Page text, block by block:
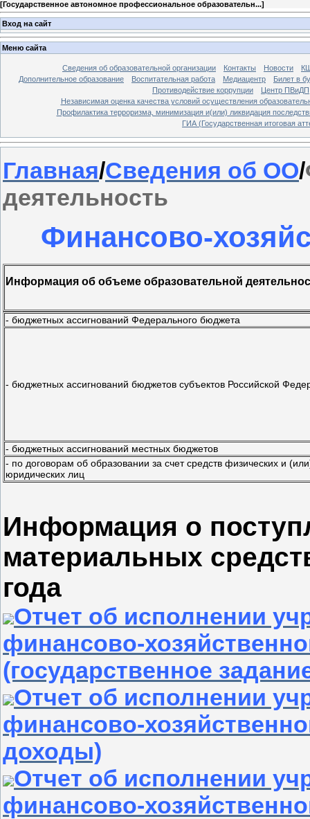
[Государственное автономное профессиональное образовательн...]
Вход на сайт
Меню сайта
Сведения об образовательной организации Контакты Новости
Дополнительное образование
Воспитательная работа Медиацентр
Билет в
Противодействие коррупции
Центр ПВиДП
Независимая оценка качества условий осуществления
Профилактика терроризма, минимизация и(или) ликвидация
ГИА (Государственная итоговая
Главная/Сведения об ОО/
деятельность
Финансово-
Информация об объеме образовательной
- бюджетных ассигнований Федерального бюджета
- бюджетных ассигнований бюджетов субъектов Российской
- бюджетных ассигнований местных бюджетов
- по договорам об образовании за счет средств физических и
юридических лиц
Информация о
материальных
года
Отчет об исполнении
финансово-
(государственное
Отчет об исполнении
финансово-
доходы)
Отчет об исполнении
финансово-